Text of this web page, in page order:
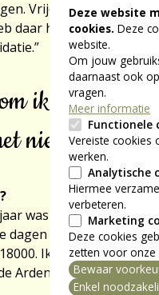
Vrijdag ben ik uit
daar helemaal geen
ik wel aan
niet meer is
was het wat
dagen heb ik wel mijn
Ik heb 1 keer
Ardennen ga wandelen
Deze website
cookies. Deze
website.
Om jouw
daarnaast ook
vragen.
Meer informatie
Functionele
Vereiste cookies
werken.
Analytische
Hiermee
verbeteren.
Marketing
Deze cookies
zetten voor
Bewaar
Enkel
Toestemming intrekken